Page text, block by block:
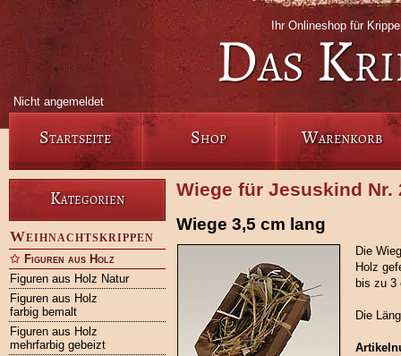
Ihr Onlineshop für
Das
Nicht angemeldet
Startseite Shop Warenkorb
Kategorien
Weihnachtskrippen
Figuren aus Holz
Figuren aus Holz Natur
Figuren aus Holz
farbig bemalt
Figuren aus Holz
mehrfarbig gebeizt
Wiege für Jesuskind Nr.
Wiege 3,5 cm lang
Die
Holz
bis zu 3
Die